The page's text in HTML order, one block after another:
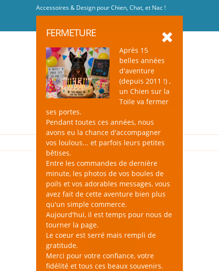
Accessoires & Design pour Chien, Chat, et Nac !
FERMETURE
Après 15
belles années
d'aventure
(depuis 2011 !) ,
un Chien sur la
Toile va fermer
ses portes.
Pendant toutes ces années, nous
avons eu la chance d'accompagner
vos loulous... et parfois leurs petites
bêtises.
Entre les commandes de dernière
minute, les photos de vos boules de
poils et vos adorables messages, vous
avez fait de cette aventure bien plus
qu'un simple commerce.
Aujourd'hui, il est temps pour nous de
tourner la page.
Le coeur est serré mais rempli de
gratitude.
Merci pour votre confiance, votre
fidélité et tous ces beaux souvenirs.